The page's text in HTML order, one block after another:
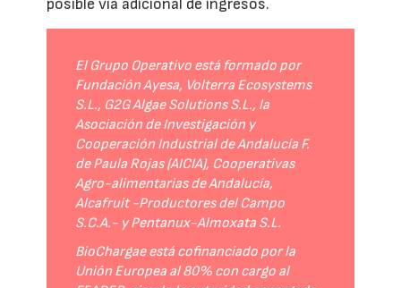
El Grupo Operativo está formado por
Fundación Ayesa, Volterra Ecosystems
S.L., G2G Algae Solutions S.L., la
Asociación de Investigación y
Cooperación Industrial de Andalucía F.
de Paula Rojas (AICIA), Cooperativas
Agro-alimentarias de Andalucía,
Alcafruit -Productores del Campo
S.C.A.- y Pentanux-Almoxata S.L.
BioChargae está cofinanciado por la
Unión Europea al 80% con cargo al